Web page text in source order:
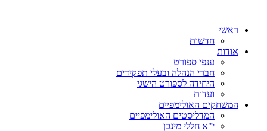
ראשי
חדשות
אודות
ענפי ספורט
חברי הנהלה ובעלי תפקידים
היחידה לספורט הישגי
ועדות
המשחקים האולימפיים
המדליסטים האולימפיים
י"א חללי מינכן